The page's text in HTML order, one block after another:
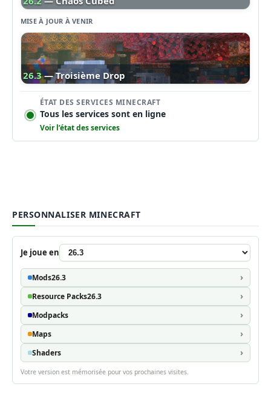
MISE À JOUR À VENIR
26.3 — Troisième Drop
ÉTAT DES SERVICES MINECRAFT
Tous les services sont en ligne
Voir l’état des services
PERSONNALISER MINECRAFT
Je joue en
Mods26.3
Resource Packs26.3
Modpacks
Maps
Shaders
Votre version est mémorisée pour vos prochaines visites.